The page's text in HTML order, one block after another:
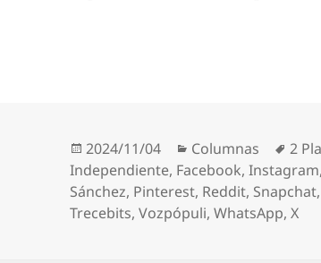
Publicado
el
2024/11/04 Categorías
Columnas 2
Independiente, Facebook,Instagram,
Sánchez, Pinterest, Reddit, Snapchat
Trecebits,Vozpópuli,WhatsApp,X